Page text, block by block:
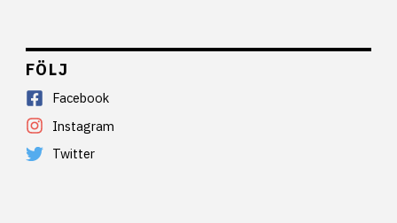
FÖLJ
Facebook
Instagram
Twitter